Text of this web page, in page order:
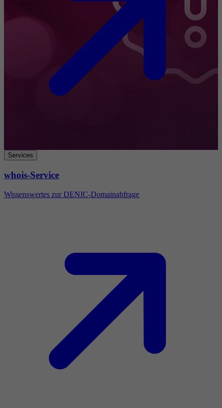
Services
whois-Service
Wissenswertes zur DENIC-Domainabfrage